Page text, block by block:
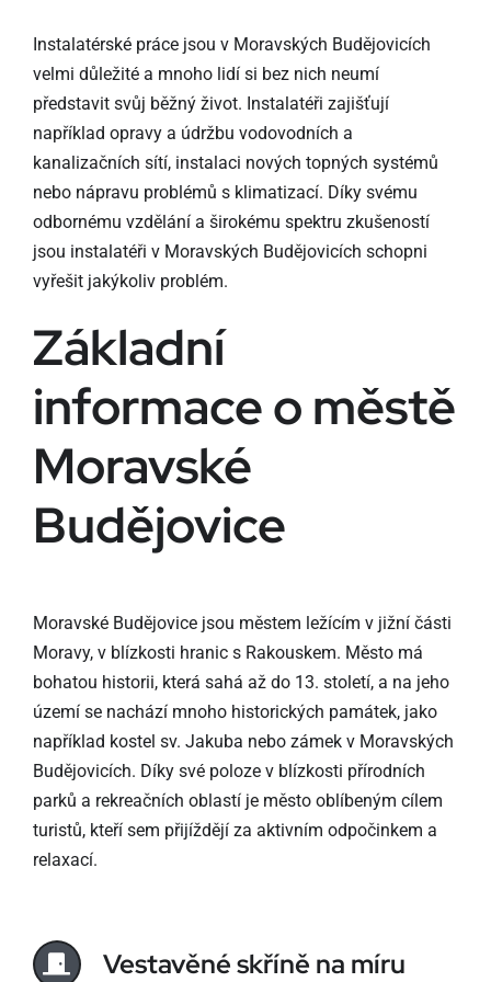
Instalatérské práce jsou v Moravských Budějovicích
velmi důležité a mnoho lidí si bez nich neumí
představit svůj běžný život. Instalatéři zajišťují
například opravy a údržbu vodovodních a
kanalizačních sítí, instalaci nových topných systémů
nebo nápravu problémů s klimatizací. Díky svému
odbornému vzdělání a širokému spektru zkušeností
jsou instalatéři v Moravských Budějovicích schopni
vyřešit jakýkoliv problém.
Základní
informace o městě
Moravské
Budějovice
Moravské Budějovice jsou městem ležícím v jižní části
Moravy, v blízkosti hranic s Rakouskem. Město má
bohatou historii, která sahá až do 13. století, a na jeho
území se nachází mnoho historických památek, jako
například kostel sv. Jakuba nebo zámek v Moravských
Budějovicích. Díky své poloze v blízkosti přírodních
parků a rekreačních oblastí je město oblíbeným cílem
turistů, kteří sem přijíždějí za aktivním odpočinkem a
relaxací.
Vestavěné skříně na míru